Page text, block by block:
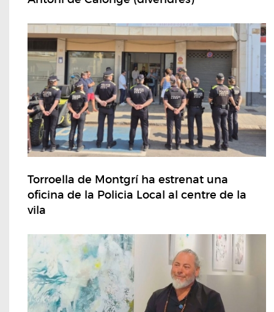
Torroella de Montgrí ha estrenat una
oficina de la Policia Local al centre de la
vila